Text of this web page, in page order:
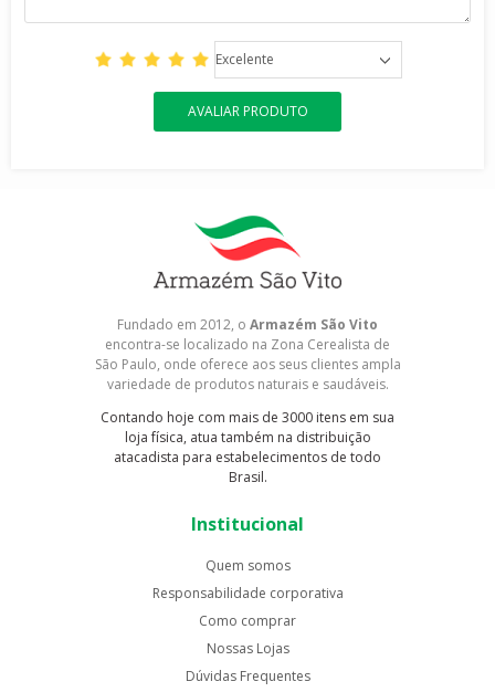
Excelente
AVALIAR PRODUTO
Fundado em 2012, o Armazém São Vito
encontra-se localizado na Zona Cerealista de
São Paulo, onde oferece aos seus clientes ampla
variedade de produtos naturais e saudáveis.
Contando hoje com mais de 3000 itens em sua
loja física, atua também na distribuição
atacadista para estabelecimentos de todo
Brasil.
Institucional
Quem somos
Responsabilidade corporativa
Como comprar
Nossas Lojas
Dúvidas Frequentes